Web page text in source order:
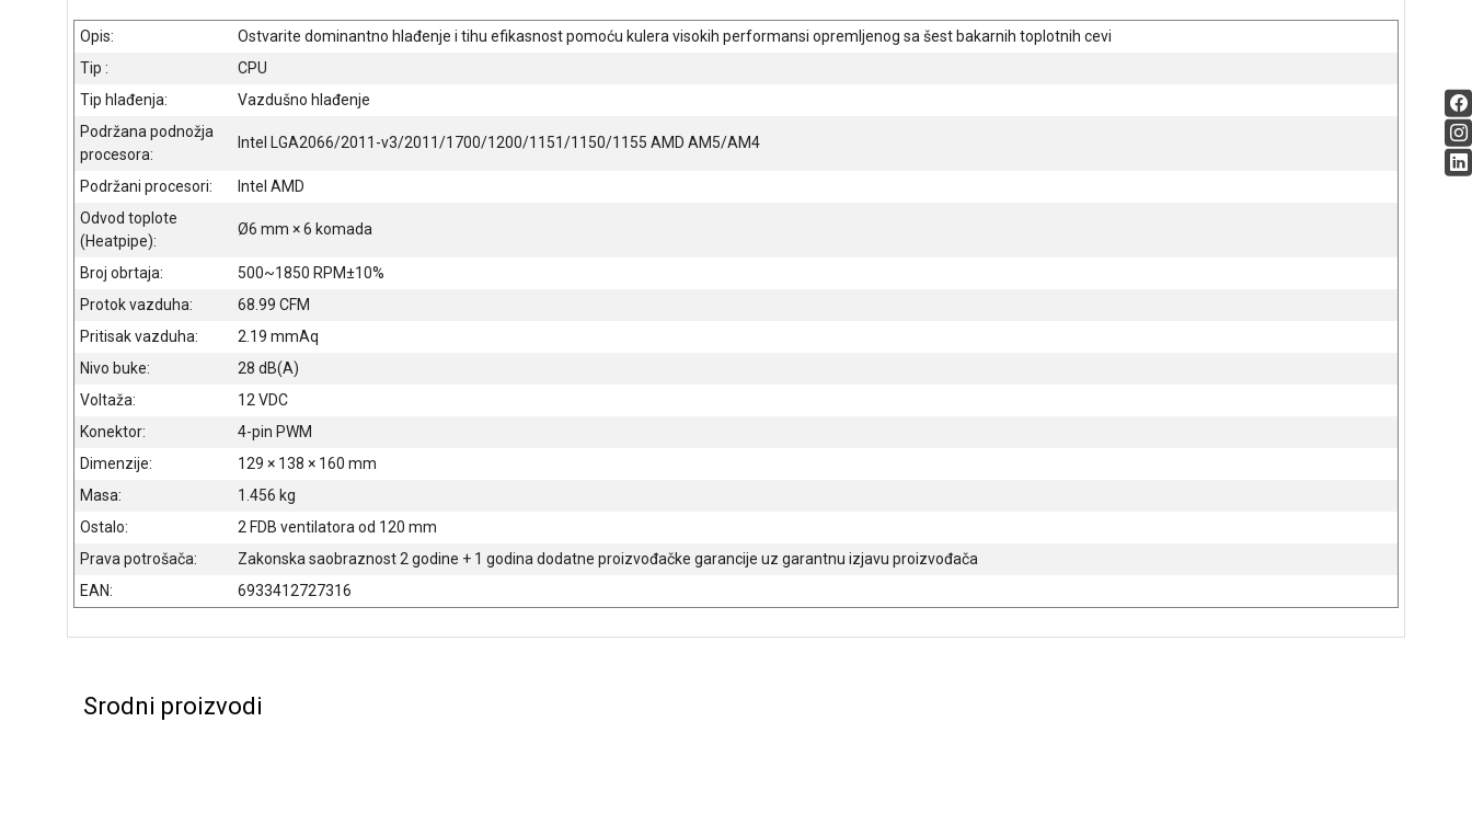
Opis:
Ostvarite dominantno hlađenje i tihu efikasnost pomoću kulera visokih performansi opremljenog sa šest bakarnih toplotnih cevi
Tip :
CPU
Tip hlađenja:
Vazdušno hlađenje
Podržana podnožja
procesora:
Intel LGA2066/2011-v3/2011/1700/1200/1151/1150/1155 AMD AM5/AM4
Podržani procesori:
Intel AMD
Odvod toplote
(Heatpipe):
Ø6 mm × 6 komada
Broj obrtaja:
500~1850 RPM±10%
Protok vazduha:
68.99 CFM
Pritisak vazduha:
2.19 mmAq
Nivo buke:
28 dB(A)
Voltaža:
12 VDC
Konektor:
4-pin PWM
Dimenzije:
129 × 138 × 160 mm
Masa:
1.456 kg
Ostalo:
2 FDB ventilatora od 120 mm
Prava potrošača:
Zakonska saobraznost 2 godine + 1 godina dodatne proizvođačke garancije uz garantnu izjavu proizvođača
EAN:
6933412727316
Srodni proizvodi